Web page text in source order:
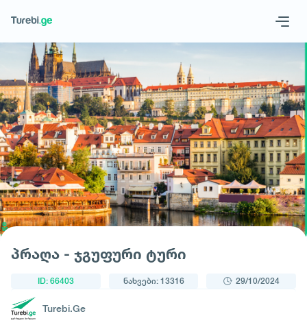
Geo Eng
მოითხოვე ტური
პრაღა - ჯგუფური ტური
ID: 66403 ნახვები: 13316 29/10/2024
Turebi.Ge